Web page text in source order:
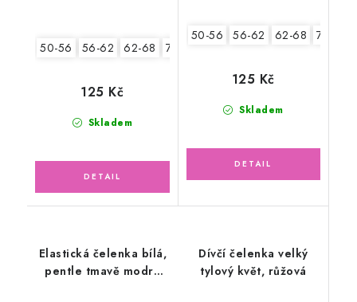
50-56 56-62 62-68 74-86
Skladem
125 Kč
50-56 56-62 62-68 74-86
Skladem
125 Kč
Elastická čelenka bílá,
pentle tmavě modrá
Dívčí čelenka velký
tylový květ, růžová